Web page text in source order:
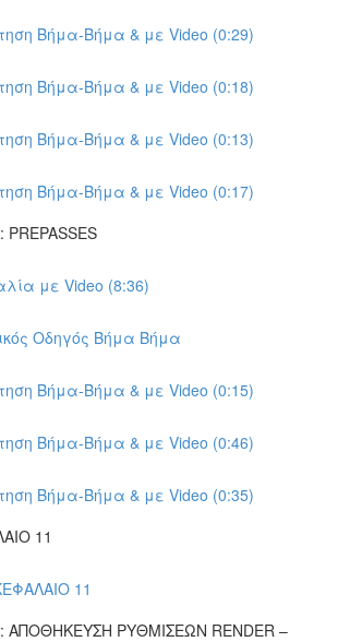
Βήμα-Βήμα & με Video (0:29)
Βήμα-Βήμα & με Video (0:18)
Βήμα-Βήμα & με Video (0:13)
Βήμα-Βήμα & με Video (0:17)
με Video (8:36)
Οδηγός Βήμα Βήμα
Βήμα-Βήμα & με Video (0:15)
Βήμα-Βήμα & με Video (0:46)
Βήμα-Βήμα & με Video (0:35)
11
11
ΑΠΟΘΗΚΕΥΣΗ ΡΥΘΜΙΣΕΩΝ RENDER –